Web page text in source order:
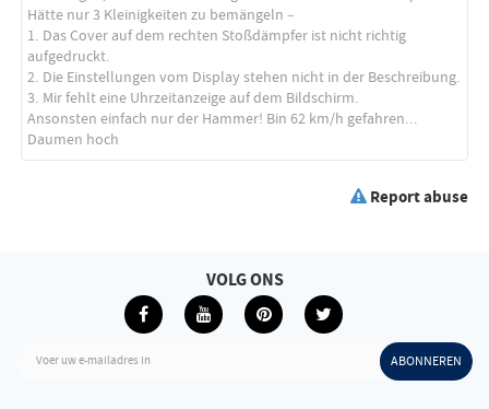
Report abuse
Voer uw e-mailadres in ABONNEREN
VOLG ONS